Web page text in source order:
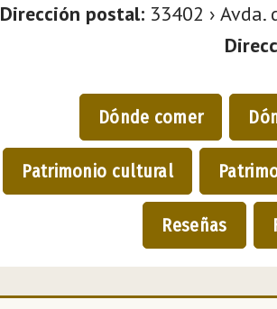
Dirección postal:33402 › Avda.
Dónde comer
Patrimonio cultural
Reseñas